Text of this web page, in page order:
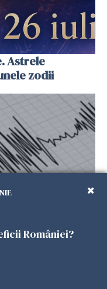
Astrele
zodii
mai multe
după un alt
României?